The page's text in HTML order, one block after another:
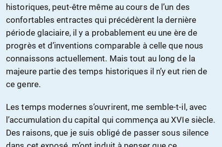
historiques, peut-être même au cours de l’un des
confortables entractes qui précédèrent la dernière
période glaciaire, il y a probablement eu une ère de
progrès et d’inventions comparable à celle que nous
connaissons actuellement. Mais tout au long de la
majeure partie des temps historiques il n’y eut rien de
ce genre.
Les temps modernes s’ouvrirent, me semble-t-il, avec
l’accumulation du capital qui commença au XVIe siècle.
Des raisons, que je suis obligé de passer sous silence